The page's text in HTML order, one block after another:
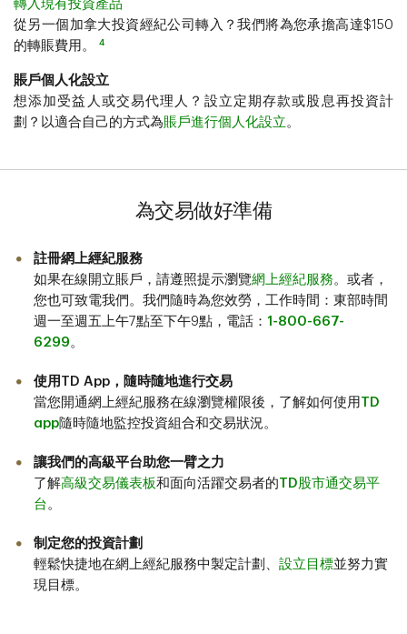
轉入現有投資產品
從另一個加拿大投資經紀公司轉入？我們將為您承擔高達$150
的轉賬費用。
4
賬戶個人化設立
想添加受益人或交易代理人？設立定期存款或股息再投資計
劃？以適合自己的方式為賬戶進行個人化設立。
為交易做好準備
註冊網上經紀服務
如果在線開立賬戶，請遵照提示瀏覽網上經紀服務。或者，
您也可致電我們。我們隨時為您效勞，工作時間：東部時間
週一至週五上午7點至下午9點，電話： 1-800-667-
6299。
使用TD App，隨時隨地進行交易
當您開通網上經紀服務在線瀏覽權限後，了解如何使用 TD
app隨時隨地監控投資組合和交易狀況。
讓我們的高級平台助您一臂之力
了解高級交易儀表板和面向活躍交易者的TD股市通交易平
台。
制定您的投資計劃
輕鬆快捷地在網上經紀服務中製定計劃、 設立目標並努力實
現目標。